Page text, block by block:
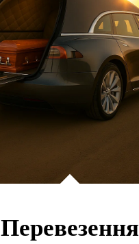
Перевезення